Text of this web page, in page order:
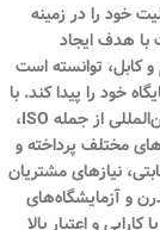
از سال 1391 شمسی فعالیت خود را در زمینه
با هدف ایجاد
توانسته است
خود را پیدا کند. با
تکیه بر استانداردهای ملی ایران و گواهینامه‌های معتبر بین‌المللی از جمله ISO،
مختلف پرداخته و
نیازهای مشتریان
و آزمایشگاه‌های
و اعتبار بالا